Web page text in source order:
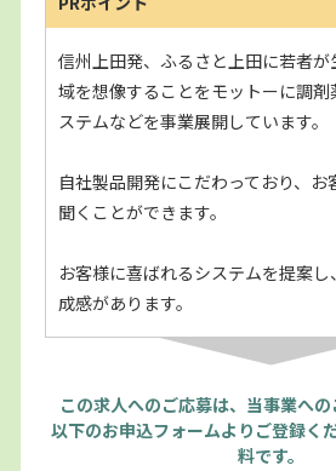
信州上田発、ふるさと上田に若者
域を想像することをモットーに調
ステムなどを事業展開しています。
自社製品開発にこだわっており、お
聞くことができます。
お客様に喜ばれるシステムを提案
成感があります。
この求人へのご応募は、当事業への
以下のお申込フォームよりご登録く
料です。